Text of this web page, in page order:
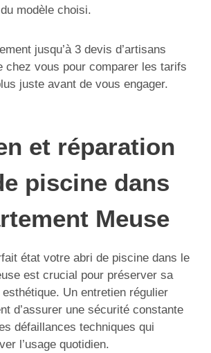
modèle choisi.
jusqu’à 3 devis d’artisans
chez vous pour comparer les tarifs
juste avant de vous engager.
et réparation
piscine dans
Meuse
état votre abri de piscine dans le
est crucial pour préserver sa
Un entretien régulier
d’assurer une sécurité constante
défaillances techniques qui
l’usage quotidien.